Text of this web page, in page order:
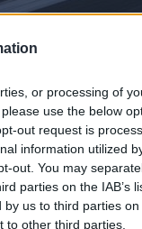
or processing of
use the below
out request is
information utilized
out. You may
parties on the IAB’s
by us to third parties on
to other third parties.